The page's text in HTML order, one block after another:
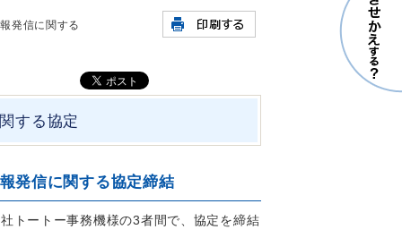
発信に関する
する協定
発信に関する協定締結
トートー事務機様の3者間で、協定を締結